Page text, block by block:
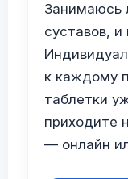
Занимаюсь
суставов, и
к каждому
таблетки
приходите
— онлайн